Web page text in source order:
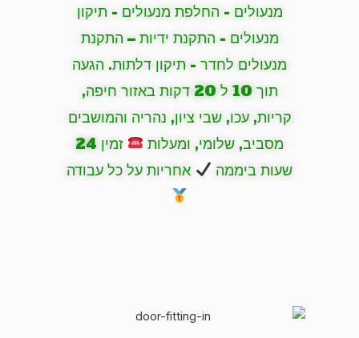
מנעולים - החלפת מנעולים - תיקון
מנעולים - התקנת ידיות – התקנת
מנעולים לחדר - תיקון דלתות. הגעה
תוך 10 ל 20 דקות באזור חיפה,
קריות, עכו, שבי ציון, נהריה והמושבים
מסביב, שלומי, ומעלות
זמין 24
שעות ביממה
אחריות על כל עבודה